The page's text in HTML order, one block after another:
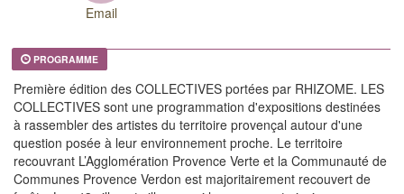
Email
PROGRAMME
Première édition des COLLECTIVES portées par RHIZOME. LES
COLLECTIVES sont une programmation d'expositions destinées
à rassembler des artistes du territoire provençal autour d'une
question posée à leur environnement proche. Le territoire
recouvrant L’Agglomération Provence Verte et la Communauté de
Communes Provence Verdon est majoritairement recouvert de